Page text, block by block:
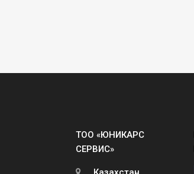
ТОО «ЮНИКАРС
СЕРВИС»